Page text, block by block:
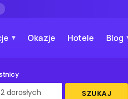
Okazje Hotele Blog
SZUKAJ